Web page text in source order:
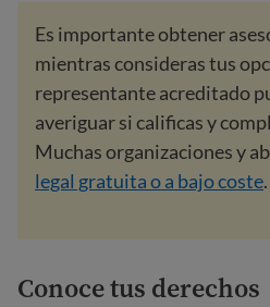
Es importante obtener
mientras consideras tus
representante acreditado
averiguar si calificas y
Muchas organizaciones y
legal gratuita o a bajo coste.
Conoce tus derechos